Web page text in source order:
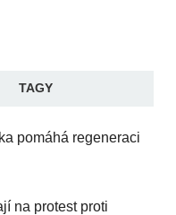
TAGY
pomáhá regeneraci
na protest proti